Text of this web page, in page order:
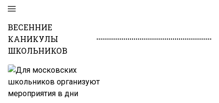
ВЕСЕННИЕ
КАНИКУЛЫ
ШКОЛЬНИКОВ